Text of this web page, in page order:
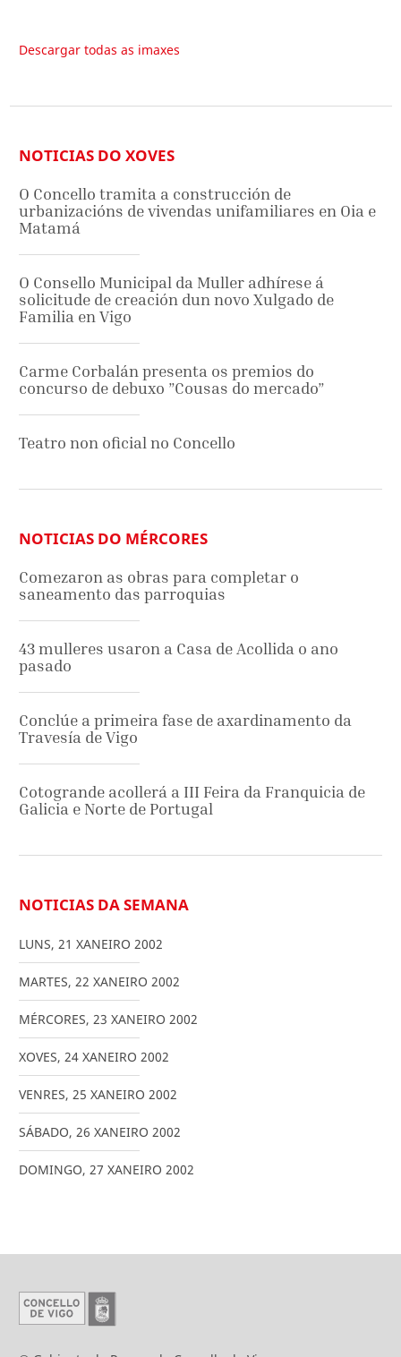
Descargar todas as imaxes
NOTICIAS DO XOVES
O Concello tramita a construcción de
urbanizacións de vivendas unifamiliares en Oia e
Matamá
O Consello Municipal da Muller adhírese á
solicitude de creación dun novo Xulgado de
Familia en Vigo
Carme Corbalán presenta os premios do
concurso de debuxo ”Cousas do mercado”
Teatro non oficial no Concello
NOTICIAS DO MÉRCORES
Comezaron as obras para completar o
saneamento das parroquias
43 mulleres usaron a Casa de Acollida o ano
pasado
Conclúe a primeira fase de axardinamento da
Travesía de Vigo
Cotogrande acollerá a III Feira da Franquicia de
Galicia e Norte de Portugal
NOTICIAS DA SEMANA
LUNS, 21 XANEIRO 2002
MARTES, 22 XANEIRO 2002
MÉRCORES, 23 XANEIRO 2002
XOVES, 24 XANEIRO 2002
VENRES, 25 XANEIRO 2002
SÁBADO, 26 XANEIRO 2002
DOMINGO, 27 XANEIRO 2002